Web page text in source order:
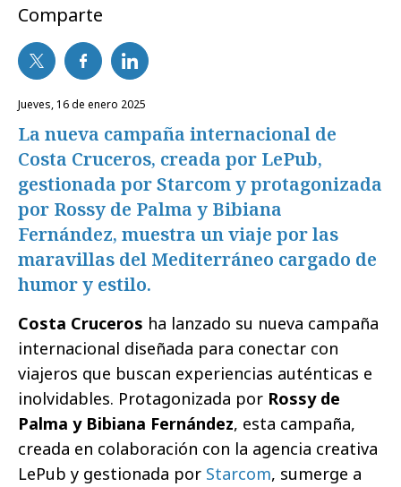
Comparte
jueves, 16 de enero 2025
La nueva campaña internacional de
Costa Cruceros, creada por LePub,
gestionada por Starcom y protagonizada
por Rossy de Palma y Bibiana
Fernández, muestra un viaje por las
maravillas del Mediterráneo cargado de
humor y estilo.
Costa Cruceros ha lanzado su nueva campaña
internacional diseñada para conectar con
viajeros que buscan experiencias auténticas e
inolvidables. Protagonizada por Rossy de
Palma y Bibiana Fernández, esta campaña,
creada en colaboración con la agencia creativa
LePub y gestionada por Starcom, sumerge a